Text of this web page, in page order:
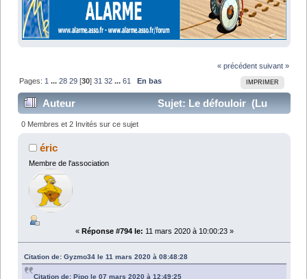
« précédent suivant »
IMPRIMER
Pages: 1 ...28 29 [30]31 32 ...61 En bas
Auteur
Sujet: Le défouloir (Lu
1282308 fois)
0 Membres et 2 Invités sur ce sujet
éric
Membre de l'association
« Réponse #794 le: 11 mars 2020 à 10:00:23 »
Citation de: Gyzmo34 le 11 mars 2020 à 08:48:28
Citation de: Pipo le 07 mars 2020 à 12:49:25